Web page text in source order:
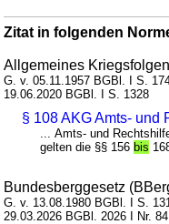
Zitat in folgenden
Allgemeines
G. v. 05.11.1957 BGBl. I S.
19.06.2020 BGBl. I S. 1328
§ 108 AKG Amts- und
... Amts- und
gelten die §§ 156bis
Bundesberggesetz
G. v. 13.08.1980 BGBl. I S.
29.03.2026 BGBl. 2026 I Nr. 84